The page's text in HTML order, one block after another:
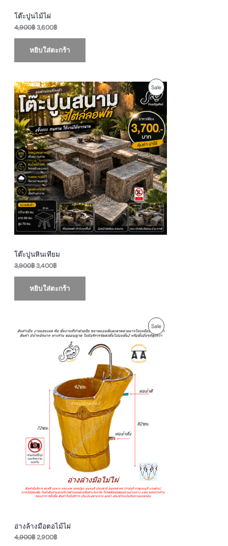
โต๊ะปูนไม้ไผ่
4,900฿
฿
3,600฿
หยิบใส่ตะกร้า
SaleP
R
O
D
U
C
T
O
N
S
โต๊ะปูนหินเทียม
3,900฿
O
r
i
g
i
n
a
l
p
r
i
c
e
w
a
s
:
3
9
฿
3,400฿
C
u
r
r
e
n
t
p
r
i
c
e
i
s
3
4
0
0
หยิบใส่ตะกร้า
SaleP
A
อ่างล้างมือตอไม้ไผ่
4,900฿
r
i
a
s
:
4
,
฿
.
2,900฿
u
r
e
n
r
i
c
e
i
s